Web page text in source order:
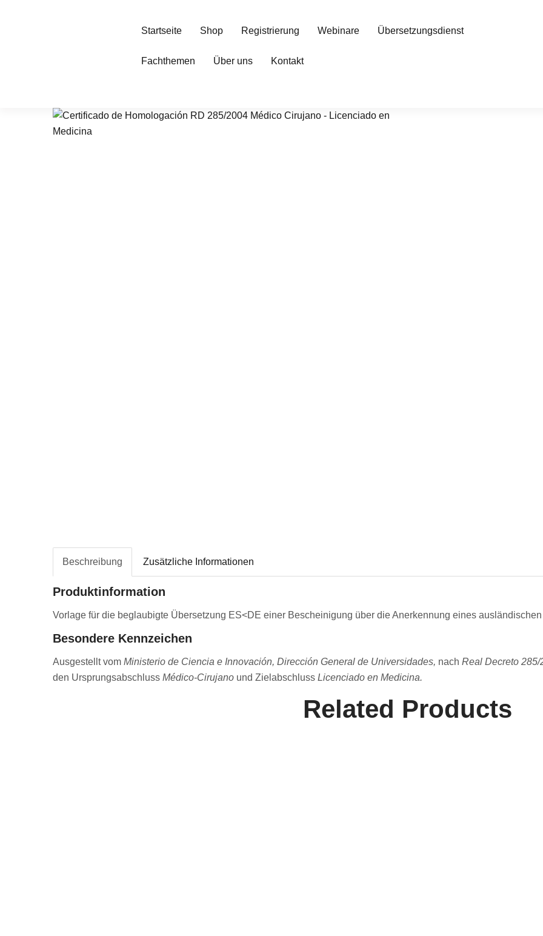
Startseite Shop Registrierung Webinare Übersetzungsdienst
Fachthemen Über uns Kontakt
Beschreibung Zusätzliche Informationen
Produktinformation
Vorlage für die beglaubigte Übersetzung ES<DE einer Bescheinigung über die Anerkennung eines
Besondere Kennzeichen
Ausgestellt vom Ministerio de Ciencia e Innovación, Dirección General de Universidades, nach Real Decreto
den Ursprungsabschluss Médico-Cirujano und Zielabschluss Licenciado en Medicina.
Related Products